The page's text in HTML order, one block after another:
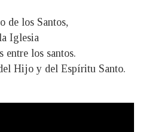
de los Santos,
Iglesia
entre los santos.
Hijo y del Espíritu Santo.